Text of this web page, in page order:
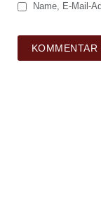
Name, E-Mail-